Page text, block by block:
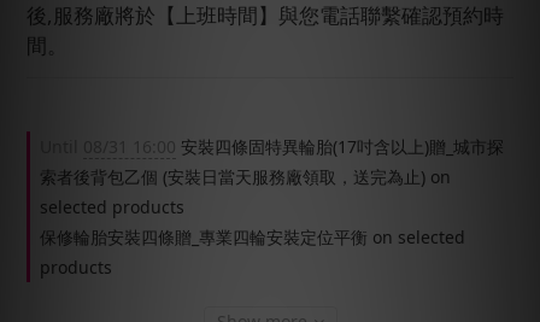
後,服務廠將於【上班時間】與您電話聯繫確認預約時
間。
08/31 16:00 安裝四條固特異輪胎(17吋含以上)贈_城市探
索者後背包乙個 (安裝日當天服務廠領取，送完為止) on
selected products
保修輪胎安裝四條贈_專業四輪安裝定位平衡 on selected
products